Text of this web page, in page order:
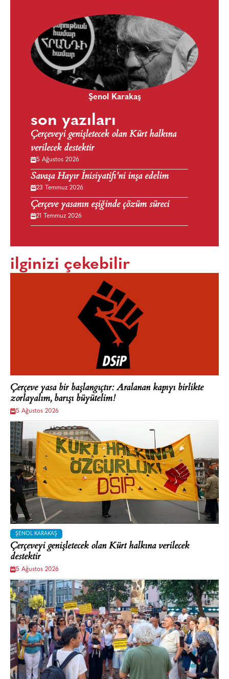
Şenol Karakaş
son yazıları
Çerçeveyi genişletecek olan Kürt halkına
verilecek destektir
5 Ağustos 2026
Savaşa Hayır İnisiyatifi’ni inşa edelim
23 Temmuz 2026
Çerçeve yasanın eşiğinde çözüm süreci
21 Temmuz 2026
ilginizi çekebilir
Çerçeve yasa bir başlangıçtır: Aralanan kapıyı birlikte
zorlayalım, barışı büyütelim!
5 Ağustos 2026
ŞENOL KARAKAŞ
Çerçeveyi genişletecek olan Kürt halkına verilecek
destektir
5 Ağustos 2026